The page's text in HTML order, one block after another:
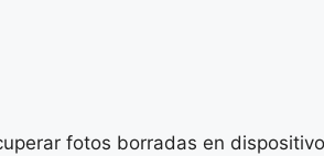
fotos borradas en